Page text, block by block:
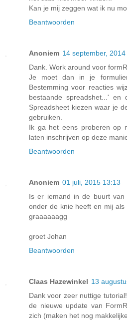
Kan je mij zeggen wat ik nu
Beantwoorden
Anoniem 14 september, 2014
Dank. Work around voor
Je moet dan in je
Bestemming voor reacties
bestaande spreadshet...'
Spreadsheet kiezen waar je
gebruiken.
Ik ga het eens proberen op
laten inschrijven op deze
Beantwoorden
Anoniem 01 juli, 2015 13:13
Is er iemand in de buurt
onder de knie heeft en mij
graaaaaagg
groet Johan
Beantwoorden
Claas Hazewinkel 13
Dank voor zeer nuttige
de nieuwe update van
zich (maken het nog